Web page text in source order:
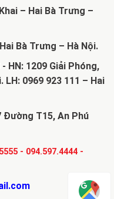
– Hai Bà Trưng –
Bà Trưng – Hà Nội.
HN: 1209 Giải Phóng,
LH: 0969 923 111 – Hai
T15, An Phú
- 094.597.4444-